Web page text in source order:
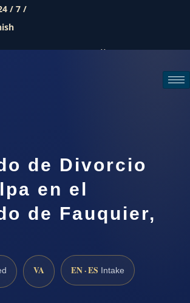
/ 7 /
Call (888) 437-7747
de Divorcio
en el
de Fauquier,
VA EN · ES Intake